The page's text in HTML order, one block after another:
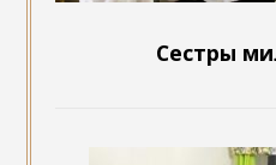
Сестры